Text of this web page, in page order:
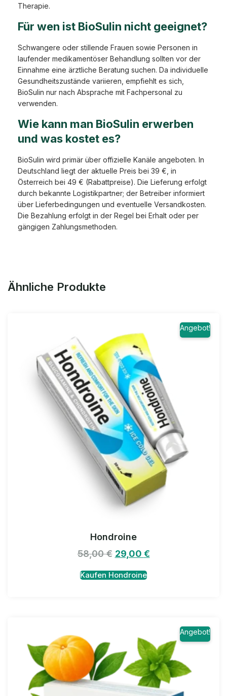
Therapie.
Für wen ist BioSulin nicht geeignet?
Schwangere oder stillende Frauen sowie Personen in
laufender medikamentöser Behandlung sollten vor der
Einnahme eine ärztliche Beratung suchen. Da individuelle
Gesundheitszustände variieren, empfiehlt es sich,
BioSulin nur nach Absprache mit Fachpersonal zu
verwenden.
Wie kann man BioSulin erwerben
und was kostet es?
BioSulin wird primär über offizielle Kanäle angeboten. In
Deutschland liegt der aktuelle Preis bei 39 €, in
Österreich bei 49 € (Rabattpreise). Die Lieferung erfolgt
durch bekannte Logistikpartner; der Betreiber informiert
über Lieferbedingungen und eventuelle Versandkosten.
Die Bezahlung erfolgt in der Regel bei Erhalt oder per
gängigen Zahlungsmethoden.
Ähnliche Produkte
Angebot!
Hondroine
58,00€ 29,00 €
Kaufen Hondroine
Angebot!